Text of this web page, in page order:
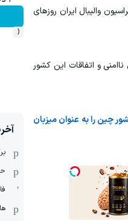
والیبال ایران روزهای
کشورها به دلیل ناامنی و اتفاقات این کشور
چین را به عنوان میزبان
‹